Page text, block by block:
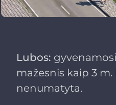
Lubos:
mažesnis kaip 3
nenumatyta.